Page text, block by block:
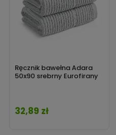
Ręcznik bawełna Adara
50x90 srebrny Eurofirany
Cena
32,89 zł